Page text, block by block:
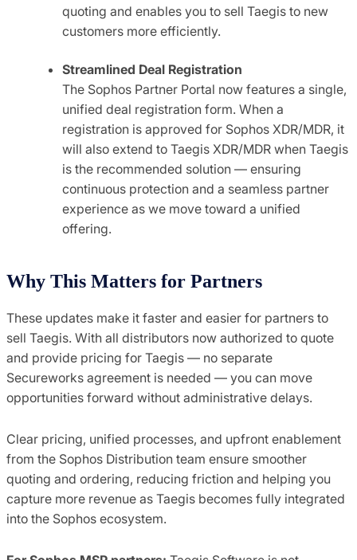
quoting and enables you to sell Taegis to new
customers more efficiently.
Streamlined Deal Registration
The Sophos Partner Portal now features a single,
unified deal registration form. When a
registration is approved for Sophos XDR/MDR, it
will also extend to Taegis XDR/MDR when Taegis
is the recommended solution — ensuring
continuous protection and a seamless partner
experience as we move toward a unified
offering.
Why This Matters for Partners
These updates make it faster and easier for partners to
sell Taegis. With all distributors now authorized to quote
and provide pricing for Taegis — no separate
Secureworks agreement is needed — you can move
opportunities forward without administrative delays.
Clear pricing, unified processes, and upfront enablement
from the Sophos Distribution team ensure smoother
quoting and ordering, reducing friction and helping you
capture more revenue as Taegis becomes fully integrated
into the Sophos ecosystem.